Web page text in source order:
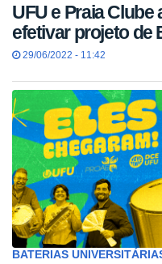
UFU e Praia
efetivar projeto de
29/06/2022 - 11:42
BATERIAS